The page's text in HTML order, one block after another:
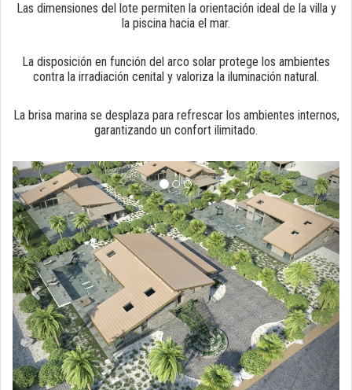
Las dimensiones del lote permiten la orientación ideal de la villa y
la piscina hacia el mar.
La disposición en función del arco solar protege los ambientes
contra la irradiación cenital y valoriza la iluminación natural.
La brisa marina se desplaza para refrescar los ambientes internos,
garantizando un confort ilimitado.
anterior